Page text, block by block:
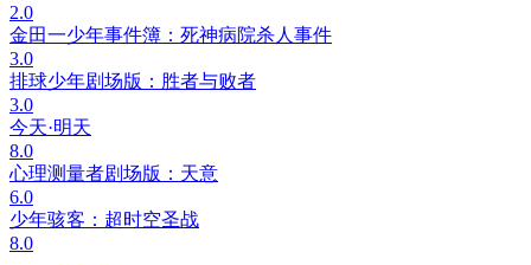
2.0
金田一少年事件簿：死神病院杀人事件
3.0
排球少年剧场版：胜者与败者
3.0
今天·明天
8.0
心理测量者剧场版：天意
6.0
少年骇客：超时空圣战
8.0